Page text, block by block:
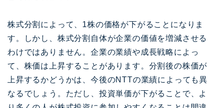
株式分割によって、1株の価格が下がることになりま
す。しかし、株式分割自体が企業の価値を増減させる
わけではありません。企業の業績や成長戦略によっ
て、株価は上昇することがあります。分割後の株価が
上昇するかどうかは、今後のNTTの業績によっても異
なるでしょう。ただし、投資単価が下がることで、よ